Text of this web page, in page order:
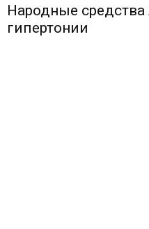
Народные средства
гипертонии